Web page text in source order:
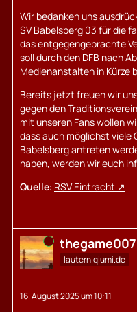
Wir bedanken uns
SV Babelsberg 03 für die
das entgegengebrachte
soll durch den DFB nach
Medienanstalten in Kürze
Bereits jetzt freuen wir
gegen den
mit unseren Fans wollen
dass auch möglichst viele
Babelsberg antreten
haben, werden wir euch
Quelle: RSV Eintracht
Online thegame007
lautern.qiumi.de
16. August 2025 um 10:11